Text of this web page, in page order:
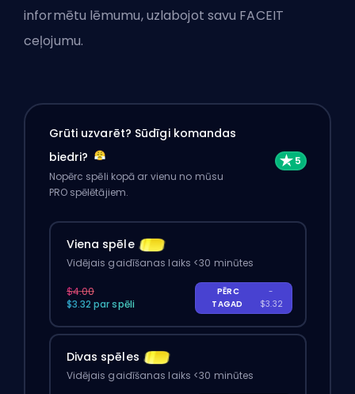
informētu lēmumu, uzlabojot savu FACEIT
ceļojumu.
Grūti uzvarēt? Sūdīgi komandas
biedri?
Nopērc spēli kopā ar vienu no mūsu
PRO spēlētājiem.
Viena spēle
Vidējais gaidīšanas laiks <30 minūtes
$4.00
$3.32 par spēli
PĒRC
TAGAD
-
$3.32
Divas spēles
Vidējais gaidīšanas laiks <30 minūtes